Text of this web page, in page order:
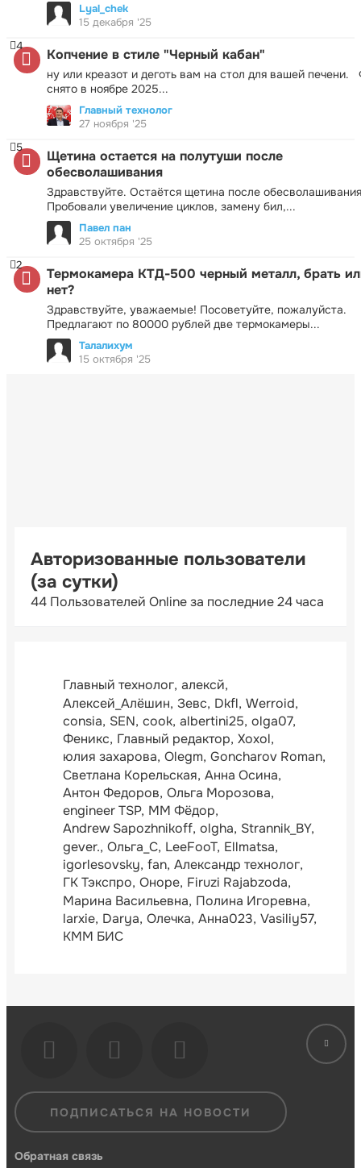
Lyal_chek
15 декабря '25
Копчение в стиле "Черный кабан"
ну или креазот и деготь вам на стол для вашей печени.
снято в ноябре 2025...
4
Главный технолог
27 ноября '25
Щетина остается на полутуши после
обесволашивания
Здравствуйте. Остаётся щетина после
Пробовали увеличение циклов, замену бил,...
5
Павел пан
25 октября '25
Термокамера КТД-500 черный металл, брать
нет?
Здравствуйте, уважаемые! Посоветуйте, пожалуйста.
Предлагают по 80000 рублей две термокамеры...
2
Талалихум
15 октября '25
Авторизованные пользователи
(за сутки)
44 Пользователей Online за последние 24 часа
Главный технолог алексй
Алексей_Алёшин Зевс Dkfl Werroid
consia SEN cook albertini25 olga07
Феникс Главный редактор Xoxol
юлия захарова Olegm Goncharov Roman
Светлана Корельская Анна Осина
Антон Федоров Ольга Морозова
engineer TSP ММ Фёдор
Andrew Sapozhnikoff olgha Strannik_BY
gever. Ольга_С LeeFooT Ellmatsa
igorlesovsky fan Александр технолог
ГК Тэкспро Оноре Firuzi Rajabzoda
Марина Васильевна Полина Игоревна
larxie Darya Олечка Анна023 Vasiliy57
КММ БИС
ПОДПИСАТЬСЯ НА НОВОСТИ
Обратная связь